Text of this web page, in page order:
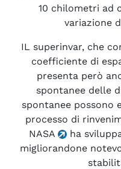
10 chilometri ad
variazione
IL superinvar, che
coefficiente di
presenta però
spontanee delle
spontanee possono
processo di
NASA
ha
migliorandone